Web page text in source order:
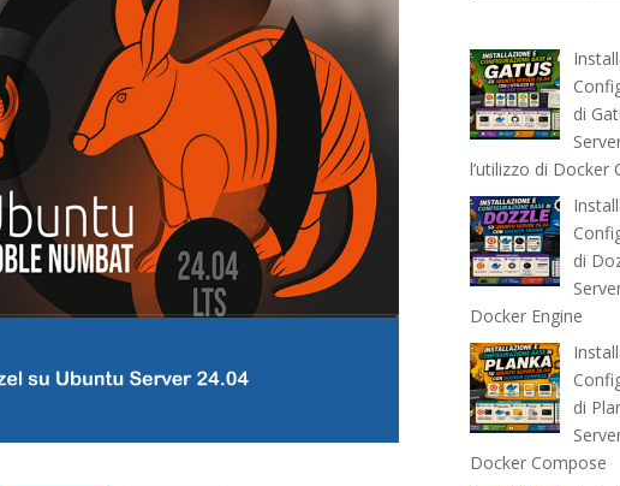
di
l’utilizzo di Docker
di
Docker Engine
di
Docker Compose